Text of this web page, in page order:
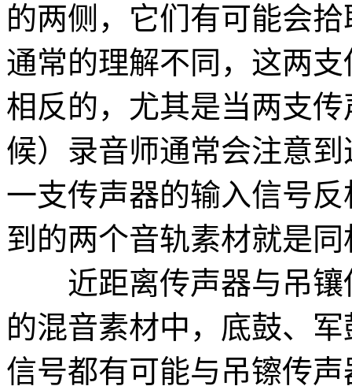
的两侧，它们有可能会
通常的理解不同，这两
相反的，尤其是当两支
候）录音师通常会注意
一支传声器的输入信号
到的两个音轨素材就是
近距离传声器与吊镶
的混音素材中，底鼓、
信号都有可能与吊镲传